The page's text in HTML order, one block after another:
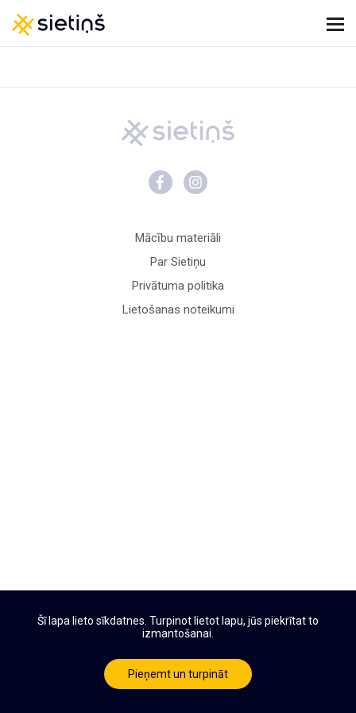
Šī lapa lieto sīkdatnes. Turpinot lietot lapu, jūs piekrītat to
izmantošanai.
Pieņemt un turpināt
Mācību materiāli
Par Sietiņu
Privātuma politika
Lietošanas noteikumi